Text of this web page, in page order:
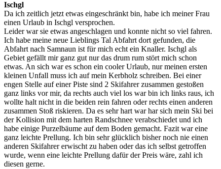
Ischgl
Da ich zeitlich jetzt etwas eingeschränkt bin, habe ich meiner Frau
einen Urlaub in Ischgl versprochen.
Leider war sie etwas angeschlagen und konnte nicht so viel fahren.
Ich habe meine neue Lieblings Tal Abfahrt dort gefunden, die
Abfahrt nach Samnaun ist für mich echt ein Knaller. Ischgl als
Gebiet gefällt mir ganz gut nur das drum rum stört mich schon
etwas. An sich war es schon ein cooler Urlaub, nur meinen ersten
kleinen Unfall muss ich auf mein Kerbholz schreiben. Bei einer
engen Stelle auf einer Piste sind 2 Skifahrer zusammen gestoßen
ganz links vor mir, da rechts auch viel los war bin ich links raus, ich
wollte halt nicht in die beiden rein fahren oder rechts einen anderen
zusammen Stoß riskieren. Da es sehr hart war har sich mein Ski bei
der Kollision mit dem harten Randschnee verabschiedet und ich
habe einige Purzelbäume auf dem Boden gemacht. Fazit war eine
ganz leichte Prellung. Ich bin sehr glücklich bisher noch nie einen
anderen Skifahrer erwischt zu haben oder das ich selbst getroffen
wurde, wenn eine leichte Prellung dafür der Preis wäre, zahl ich
diesen gerne.